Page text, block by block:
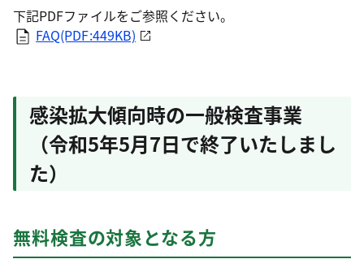
下記PDFファイルをご参照ください。
FAQ(PDF:449KB)
感染拡大傾向時の一般検査事業
（令和5年5月7日で終了いたしまし
た）
無料検査の対象となる方